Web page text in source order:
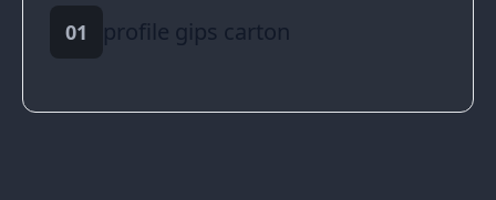
01 profile gips carton